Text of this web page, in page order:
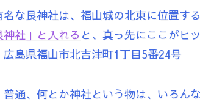
な艮神社は、福山城の北東に位置す
社」と入れる と、真っ先にここがヒッ
島県福山市北吉津町1丁目5番24号
普通、何とか神社という物は、いろん